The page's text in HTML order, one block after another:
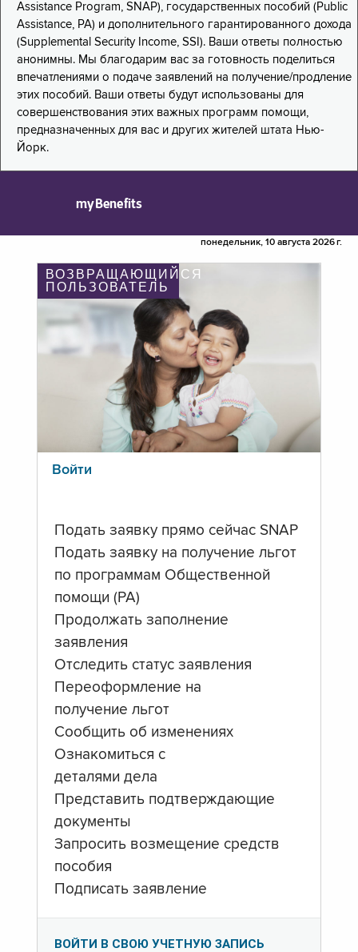
Assistance Program, SNAP), государственных пособий (Public
Assistance, PA) и дополнительного гарантированного дохода
(Supplemental Security Income, SSI). Ваши ответы полностью
анонимны. Мы благодарим вас за готовность поделиться
впечатлениями о подаче заявлений на получение/продление
этих пособий. Ваши ответы будут использованы для
совершенствования этих важных программ помощи,
предназначенных для вас и других жителей штата Нью-
Йорк.
myBenefits
понедельник, 10 августа 2026 г.
ВОЗВРАЩАЮЩИЙСЯ
ПОЛЬЗОВАТЕЛЬ
Войти
Подать заявку прямо сейчас SNAP
Подать заявку на получение льгот
по программам Общественной
помощи (PA)
Продолжать заполнение
заявления
Отследить статус заявления
Переоформление на
получение льгот
Сообщить об изменениях
Ознакомиться с
деталями дела
Представить подтверждающие
документы
Запросить возмещение средств
пособия
Подписать заявление
ВОЙТИ В СВОЮ УЧЕТНУЮ ЗАПИСЬ